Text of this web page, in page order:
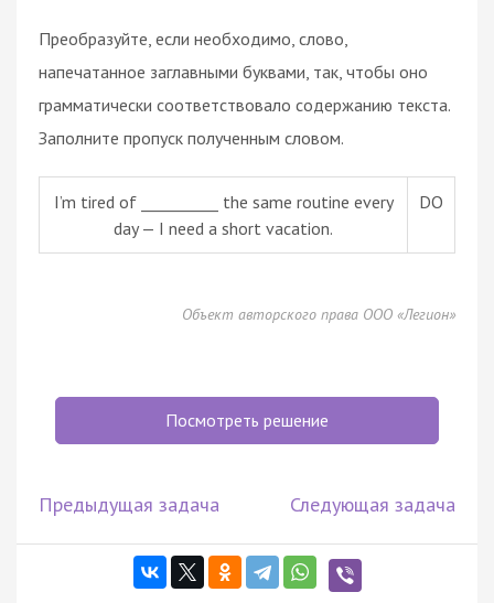
Преобразуйте, если необходимо, слово,
напечатанное заглавными буквами, так, чтобы оно
грамматически соответствовало содержанию текста.
Заполните пропуск полученным словом.
I’m tired of __________ the same routine every
day — I need a short vacation.
DO
Объект авторского права ООО «Легион»
Посмотреть решение
Предыдущая задача Следующая задача